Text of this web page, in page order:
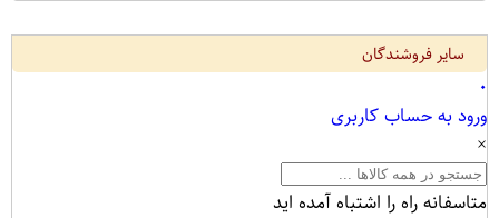
سایر فروشندگان
۰
ورود به حساب کاربری
×
متاسفانه راه را اشتباه آمده اید